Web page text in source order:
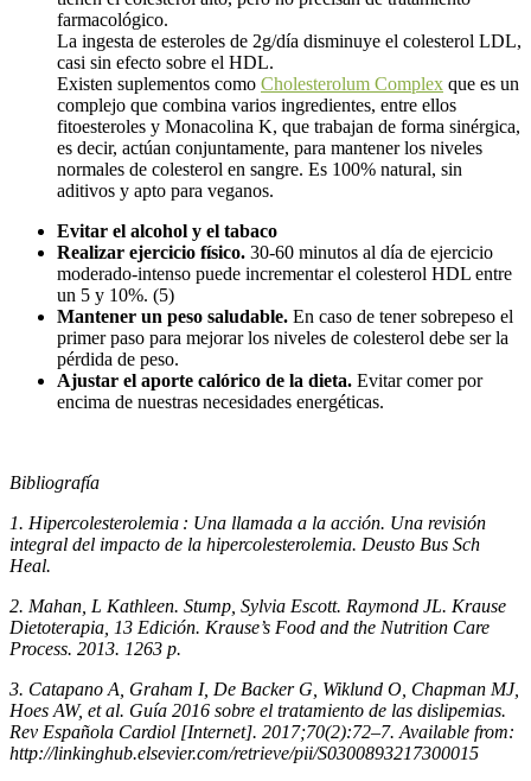
farmacológico.
La ingesta de esteroles de 2g/día disminuye el colesterol LDL,
casi sin efecto sobre el HDL.
Existen suplementos como Cholesterolum Complex que es un
complejo que combina varios ingredientes, entre ellos
fitoesteroles y Monacolina K, que trabajan de forma sinérgica,
es decir, actúan conjuntamente, para mantener los niveles
normales de colesterol en sangre. Es 100% natural, sin
aditivos y apto para veganos.
Evitar el alcohol y el tabaco
Realizar ejercicio físico. 30-60 minutos al día de ejercicio
moderado-intenso puede incrementar el colesterol HDL entre
un 5 y 10%. (5)
Mantener un peso saludable. En caso de tener sobrepeso el
primer paso para mejorar los niveles de colesterol debe ser la
pérdida de peso.
Ajustar el aporte calórico de la dieta. Evitar comer por
encima de nuestras necesidades energéticas.
Bibliografía
1. Hipercolesterolemia : Una llamada a la acción. Una revisión
integral del impacto de la hipercolesterolemia. Deusto Bus Sch
Heal.
2. Mahan, L Kathleen. Stump, Sylvia Escott. Raymond JL. Krause
Dietoterapia, 13 Edición. Krause’s Food and the Nutrition Care
Process. 2013. 1263 p.
3. Catapano A, Graham I, De Backer G, Wiklund O, Chapman MJ,
Hoes AW, et al. Guía 2016 sobre el tratamiento de las dislipemias.
Rev Española Cardiol [Internet]. 2017;70(2):72–7. Available from:
http://linkinghub.elsevier.com/retrieve/pii/S0300893217300015